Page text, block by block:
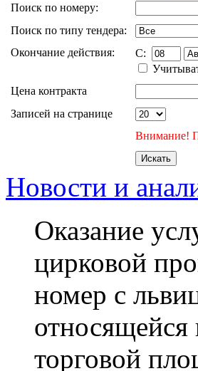
Поиск по номеру:
Поиск по типу тендера:
Окончание действия:
C:
Цена контракта
Записей на странице
Внимание!
Новости и
Оказание
цирковой
номер с
относящейся
торговой